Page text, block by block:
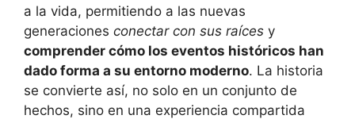
a la vida, permitiendo a las nuevas
generaciones conectar con sus raíces y
comprender cómo los eventos históricos han
dado forma a su entorno moderno. La historia
se convierte así, no solo en un conjunto de
hechos, sino en una experiencia compartida